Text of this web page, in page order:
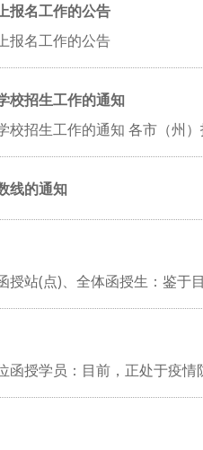
报名工作的公告
报名工作的公告
校招生工作的通知
招生工作的通知 各市（州
线的通知
站(点)、全体函授生：鉴于
授学员：目前，正处于疫